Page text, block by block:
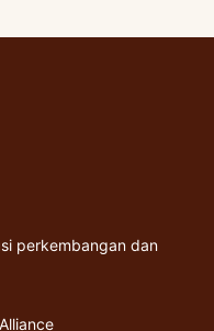
perkembangan dan